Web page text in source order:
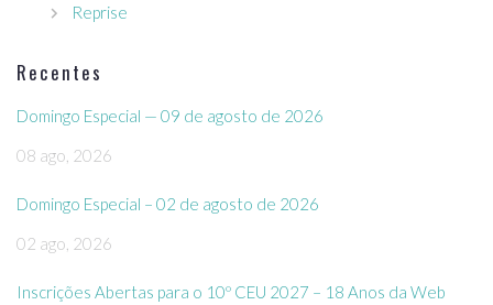
Reprise
Recentes
Domingo Especial — 09 de agosto de 2026
08 ago, 2026
Domingo Especial – 02 de agosto de 2026
02 ago, 2026
Inscrições Abertas para o 10º CEU 2027 – 18 Anos da Web